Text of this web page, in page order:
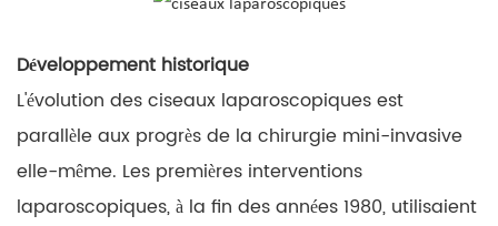
Développement historique
L'évolution des ciseaux laparoscopiques est
parallèle aux progrès de la chirurgie mini-invasive
elle-même. Les premières interventions
laparoscopiques, à la fin des années 1980, utilisaient